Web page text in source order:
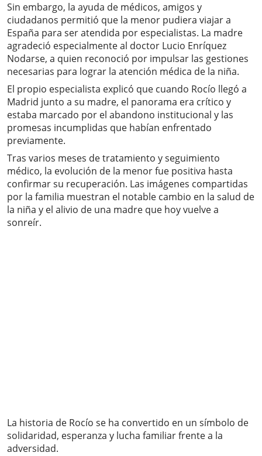
Sin embargo, la ayuda de médicos, amigos y
ciudadanos permitió que la menor pudiera viajar a
España para ser atendida por especialistas. La madre
agradeció especialmente al doctor Lucio Enríquez
Nodarse, a quien reconoció por impulsar las gestiones
necesarias para lograr la atención médica de la niña.
El propio especialista explicó que cuando Rocío llegó a
Madrid junto a su madre, el panorama era crítico y
estaba marcado por el abandono institucional y las
promesas incumplidas que habían enfrentado
previamente.
Tras varios meses de tratamiento y seguimiento
médico, la evolución de la menor fue positiva hasta
confirmar su recuperación. Las imágenes compartidas
por la familia muestran el notable cambio en la salud de
la niña y el alivio de una madre que hoy vuelve a
sonreír.
La historia de Rocío se ha convertido en un símbolo de
solidaridad, esperanza y lucha familiar frente a la
adversidad.